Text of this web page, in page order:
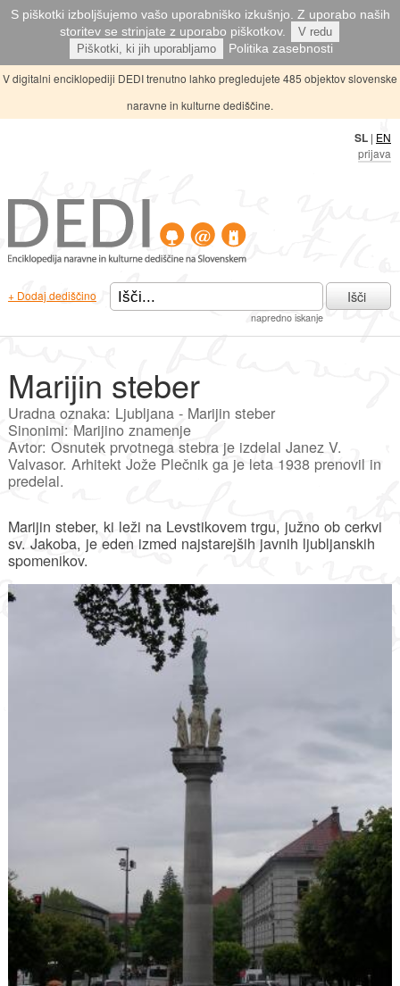
S piškotki izboljšujemo vašo uporabniško izkušnjo. Z uporabo naših
storitev se strinjate z uporabo piškotkov.
V redu
Piškotki, ki jih uporabljamo
Politika zasebnosti
V digitalni enciklopediji DEDI trenutno lahko pregledujete 485 objektov slovenske
naravne in kulturne dediščine.
SL | EN
prijava
+ Dodaj dediščino
napredno iskanje
Išči
Marijin steber
Uradna oznaka: Ljubljana - Marijin steber
Sinonimi: Marijino znamenje
Avtor: Osnutek prvotnega stebra je izdelal Janez V.
Valvasor. Arhitekt Jože Plečnik ga je leta 1938 prenovil in
predelal.
Marijin steber, ki leži na Levstikovem trgu, južno ob cerkvi
sv. Jakoba, je eden izmed najstarejših javnih ljubljanskih
spomenikov.